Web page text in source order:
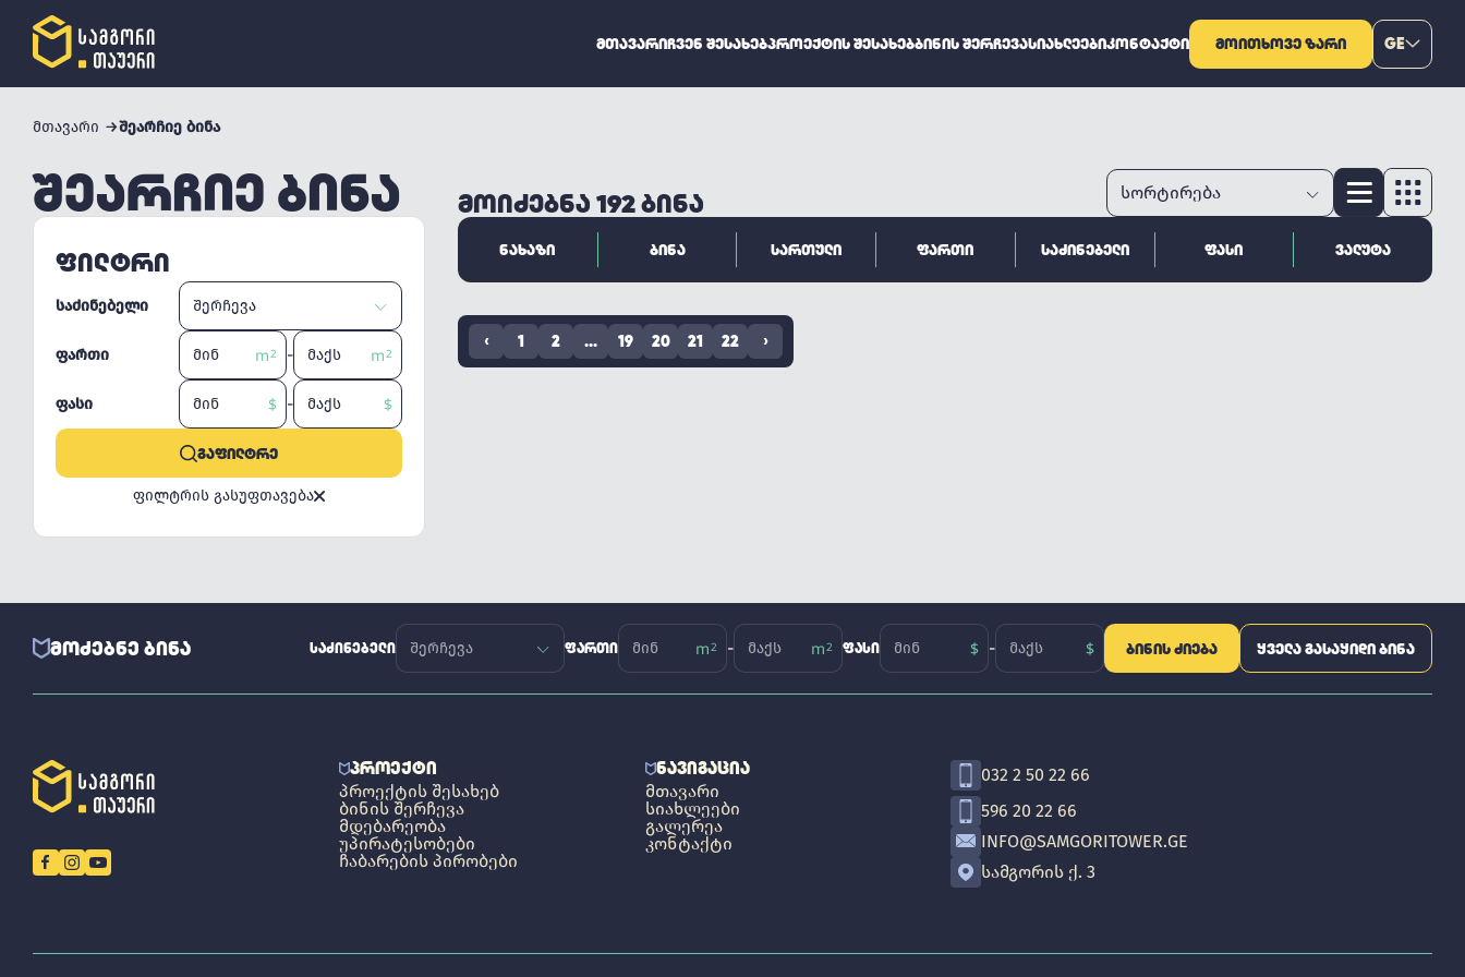
ᲛᲗᲐᲕᲐᲠᲘᲩᲕᲔᲜ ᲨᲔᲡᲐᲮᲔᲑᲞᲠᲝᲔᲥᲢᲘᲡ ᲨᲔᲡᲐᲮᲔᲑᲑᲘᲜᲘᲡ ᲨᲔᲠᲩᲔᲕᲐᲡᲘᲐᲮᲚᲔᲔᲑᲘᲙᲝᲜᲢᲐᲥᲢᲘ ᲛᲝᲘᲗᲮᲝᲕᲔ ᲖᲐᲠᲘ GE
მთავარი შეარჩიე ბინა
ᲨᲔᲐᲠᲩᲘᲔ ᲑᲘᲜᲐ
ᲤᲘᲚᲢᲠᲘ
საძინებელი
ფართი -
ფასი -
ᲒᲐᲤᲘᲚᲢᲠᲔ
ფილტრის გასუფთავება
ᲛᲝᲘᲫᲔᲑᲜᲐ 192 ᲑᲘᲜᲐ
ᲜᲐᲮᲐᲖᲘ ᲑᲘᲜᲐ ᲡᲐᲠᲗᲣᲚᲘ ᲤᲐᲠᲗᲘ ᲡᲐᲫᲘᲜᲔᲑᲔᲚᲘ ᲤᲐᲡᲘ ᲕᲐᲚᲣᲢᲐ
‹ 1 2 ... 19 20 21 22 ›
ᲛᲝᲫᲔᲑᲜᲔ ᲑᲘᲜᲐ ᲡᲐᲫᲘᲜᲔᲑᲔᲚᲘ ᲤᲐᲠᲗᲘ - ᲤᲐᲡᲘ - ᲑᲘᲜᲘᲡ ᲫᲘᲔᲑᲐ ᲧᲕᲔᲚᲐ ᲒᲐᲡᲐᲧᲘᲓᲘ ᲑᲘᲜᲐ
ᲞᲠᲝᲔᲥᲢᲘ
ᲞᲠᲝᲔᲥᲢᲘᲡ ᲨᲔᲡᲐᲮᲔᲑ
ᲑᲘᲜᲘᲡ ᲨᲔᲠᲩᲔᲕᲐ
ᲛᲓᲔᲑᲐᲠᲔᲝᲑᲐ
ᲣᲞᲘᲠᲐᲢᲔᲡᲝᲑᲔᲑᲘ
ᲩᲐᲑᲐᲠᲔᲑᲘᲡ ᲞᲘᲠᲝᲑᲔᲑᲘ
ᲜᲐᲕᲘᲒᲐᲪᲘᲐ
ᲛᲗᲐᲕᲐᲠᲘ
ᲡᲘᲐᲮᲚᲔᲔᲑᲘ
ᲒᲐᲚᲔᲠᲔᲐ
ᲙᲝᲜᲢᲐᲥᲢᲘ
032 2 50 22 66
596 20 22 66
INFO@SAMGORITOWER.GE
ᲡᲐᲛᲒᲝᲠᲘᲡ Ქ. 3